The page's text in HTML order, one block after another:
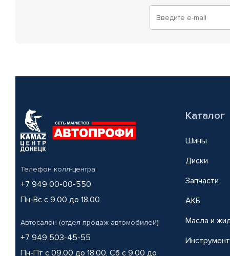
Телефон колл-центра
+7 949 00-00-550
Пн-Вс с 9.00 до 18.00
Автосалон (отдел продаж автомобилей)
+7 949 503-45-55
Пн-Пт с 09.00 до 18.00, Сб с 9.00 до
Каталог
Шины
Диски
Запчасти
АКБ
Масла и
Инструмент